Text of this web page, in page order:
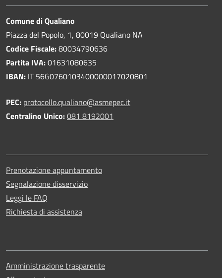
Comune di Qualiano
Piazza del Popolo, 1, 80019 Qualiano NA
Codice Fiscale:80034790636
Partita IVA:01631080635
IBAN: IT 56G0760103400000017020801
PEC: protocollo.qualiano@asmepec.it
Centralino Unico:081 8192001
Prenotazione appuntamento
Segnalazione disservizio
Leggi le FAQ
Richiesta di assistenza
Amministrazione trasparente